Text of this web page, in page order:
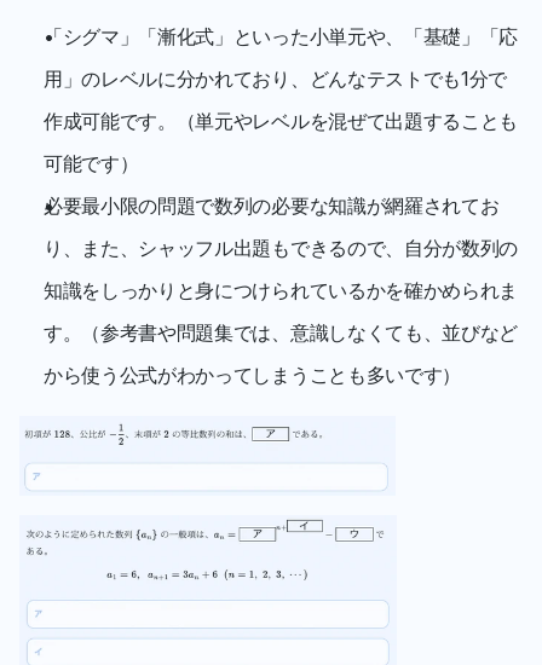
「シグマ」「漸化式」といった小単元や、「基礎」「応
用」のレベルに分かれており、どんなテストでも1分で
作成可能です。（単元やレベルを混ぜて出題することも
可能です）
必要最小限の問題で数列の必要な知識が網羅されてお
り、また、シャッフル出題もできるので、自分が数列の
知識をしっかりと身につけられているかを確かめられま
す。（参考書や問題集では、意識しなくても、並びなど
から使う公式がわかってしまうことも多いです）